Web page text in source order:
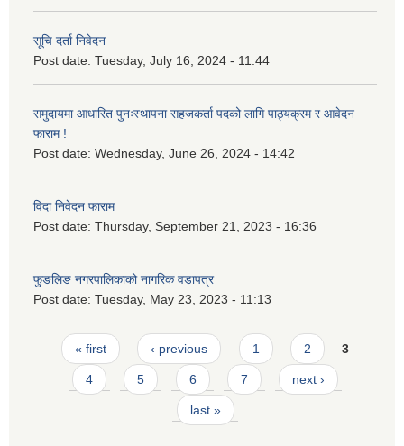
सूचि दर्ता निवेदन
Post date: Tuesday, July 16, 2024 - 11:44
समुदायमा आधारित पुनःस्थापना सहजकर्ता पदको लागि पाठ्यक्रम र आवेदन
फाराम !
Post date: Wednesday, June 26, 2024 - 14:42
विदा निवेदन फाराम
Post date: Thursday, September 21, 2023 - 16:36
फुङलिङ नगरपालिकाको नागरिक वडापत्र
Post date: Tuesday, May 23, 2023 - 11:13
Pages
« first ‹ previous 1 2 3
4 5 6 7 next ›
last »